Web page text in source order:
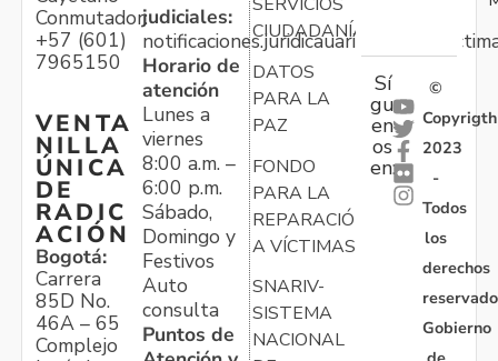
Conmutador:
+57 (601)
7965150
VENTA
NILLA
ÚNICA
DE
RADIC
ACIÓN
Bogotá:
Carrera
85D No.
46A – 65
Complejo
judiciales:
Horario de
atención
Lunes a
viernes
8:00 a.m. –
6:00 p.m.
Sábado,
Domingo y
Festivos
Auto
consulta
Puntos de
CIUDADANÍA
DATOS
PARA LA
PAZ
FONDO
PARA LA
REPARACIÓN
A VÍCTIMAS
SNARIV-
SISTEMA
NACIONAL
Sí
gu
en
os
en:
©
Copyrigth
2023
-
Todos
los
derechos
Gobierno